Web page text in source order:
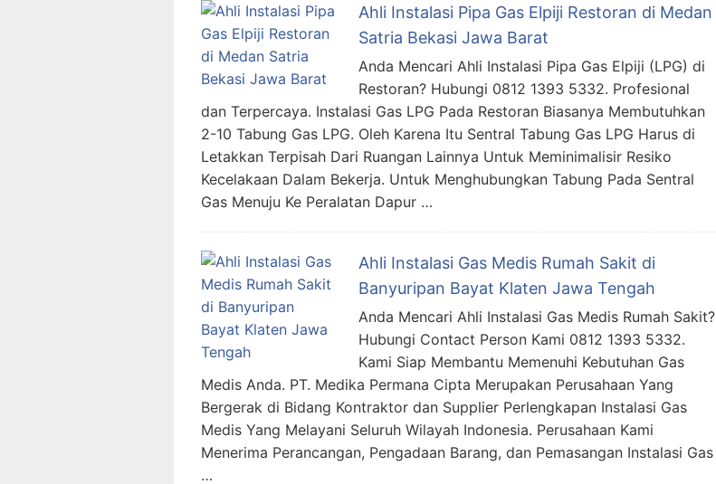
Ahli Instalasi Pipa Gas Elpiji Restoran di Medan
Satria Bekasi Jawa Barat
Anda Mencari Ahli Instalasi Pipa Gas Elpiji (LPG) di
Restoran? Hubungi 0812 1393 5332. Profesional
dan Terpercaya. Instalasi Gas LPG Pada Restoran Biasanya Membutuhkan
2-10 Tabung Gas LPG. Oleh Karena Itu Sentral Tabung Gas LPG Harus di
Letakkan Terpisah Dari Ruangan Lainnya Untuk Meminimalisir Resiko
Kecelakaan Dalam Bekerja. Untuk Menghubungkan Tabung Pada Sentral
Gas Menuju Ke Peralatan Dapur …
Ahli Instalasi Gas Medis Rumah Sakit di
Banyuripan Bayat Klaten Jawa Tengah
Anda Mencari Ahli Instalasi Gas Medis Rumah Sakit?
Hubungi Contact Person Kami 0812 1393 5332.
Kami Siap Membantu Memenuhi Kebutuhan Gas
Medis Anda. PT. Medika Permana Cipta Merupakan Perusahaan Yang
Bergerak di Bidang Kontraktor dan Supplier Perlengkapan Instalasi Gas
Medis Yang Melayani Seluruh Wilayah Indonesia. Perusahaan Kami
Menerima Perancangan, Pengadaan Barang, dan Pemasangan Instalasi Gas
…